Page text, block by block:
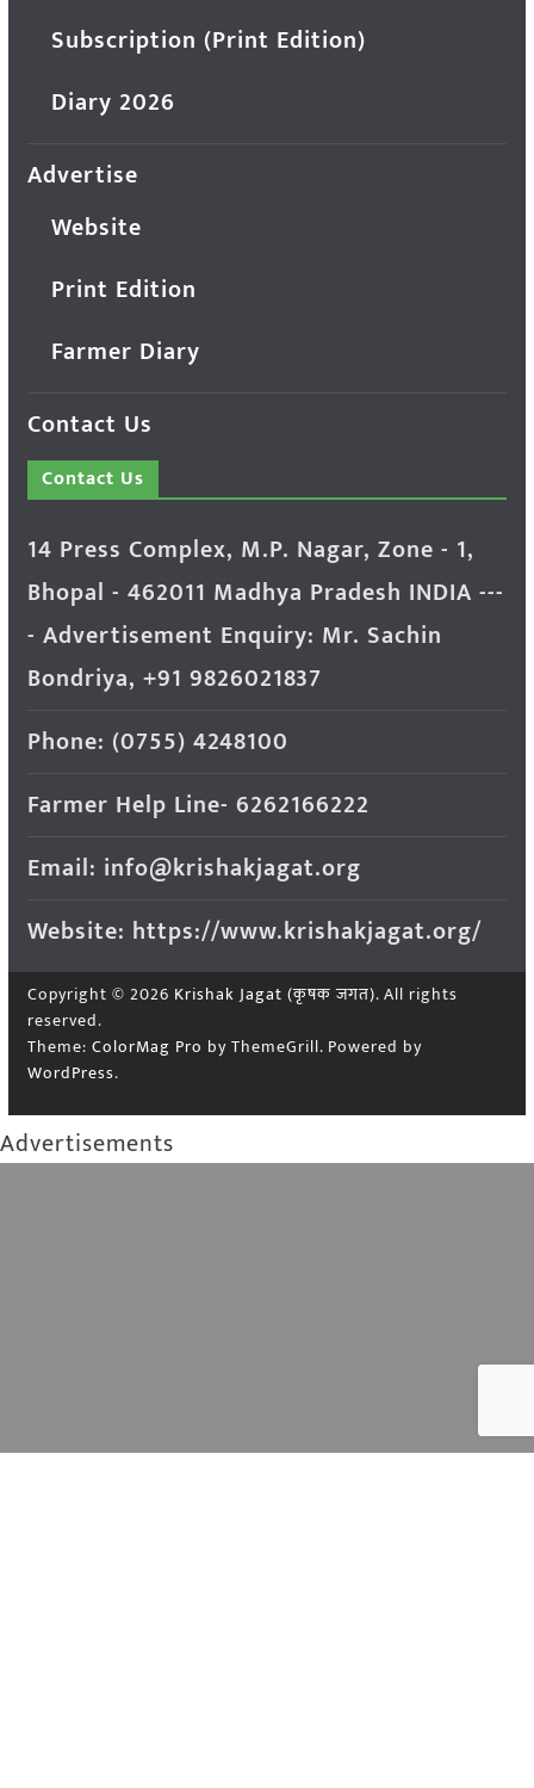
Subscription (Print Edition)
Diary 2026
Advertise
Website
Print Edition
Farmer Diary
Contact Us
Contact Us
14 Press Complex, M.P. Nagar, Zone - 1,
Bhopal - 462011 Madhya Pradesh INDIA ---
- Advertisement Enquiry: Mr. Sachin
Bondriya, +91 9826021837
Phone: (0755) 4248100
Farmer Help Line- 6262166222
Email: info@krishakjagat.org
Website: https://www.krishakjagat.org/
Copyright © 2026 Krishak Jagat (कृषक जगत). All rights
reserved.
Theme: ColorMag Pro by ThemeGrill. Powered by
WordPress.
Advertisements